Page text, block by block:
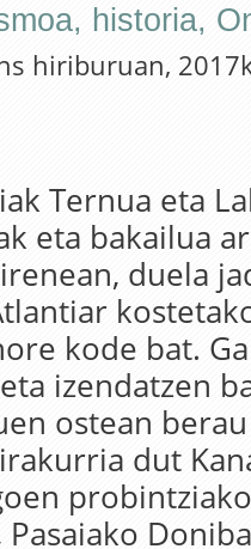
, historia,
hiriburuan,
Ternua eta
eta bakailua
duela
kode bat.
izendatzen
ostean
dut
Pasaiako